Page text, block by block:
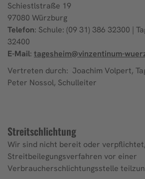
Schiestlstraße 19
97080 Würzburg
Telefon: Schule: (09 31) 386 32300 |
32400
E-Mail: tagesheim@vinzentinum-
Vertreten durch: Joachim Volpert,
Peter Nossol, Schulleiter
Streitschlichtung
Wir sind nicht bereit oder
Streitbeilegungsverfahren vor einer
Verbraucherschlichtungsstelle